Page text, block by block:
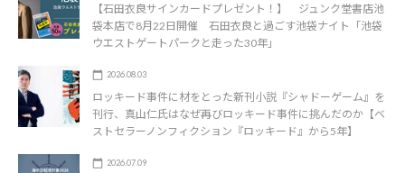
【石田衣良サインカードプレゼント！】 ジュンク堂書店池
袋本店で8月22日開催 石田衣良と過ごす池袋ナイト「池袋
ウエストゲートパークと走った30年」
2026.08.03
ロッキード事件に材をとった新刊小説『シャドーゲーム』を
刊行、真山仁氏はなぜ再びロッキード事件に挑んだのか【ベ
ストセラーノンフィクション『ロッキード』から5年】
2026.07.09